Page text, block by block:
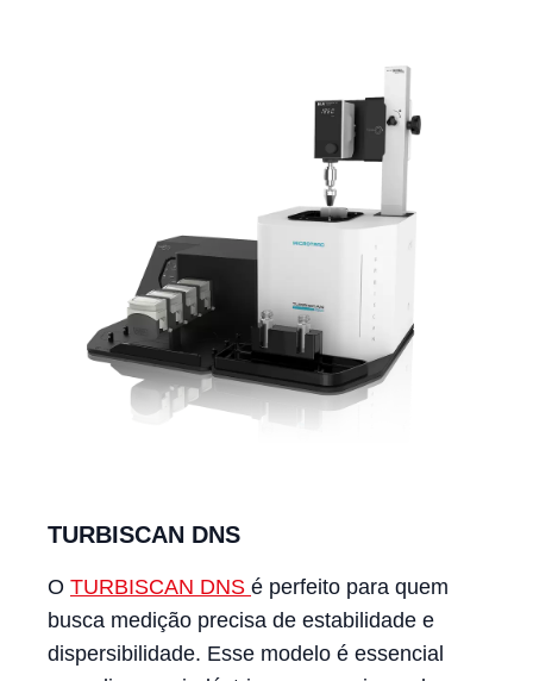
TURBISCAN DNS
O TURBISCAN DNS é perfeito para quem
busca medição precisa de estabilidade e
dispersibilidade. Esse modelo é essencial